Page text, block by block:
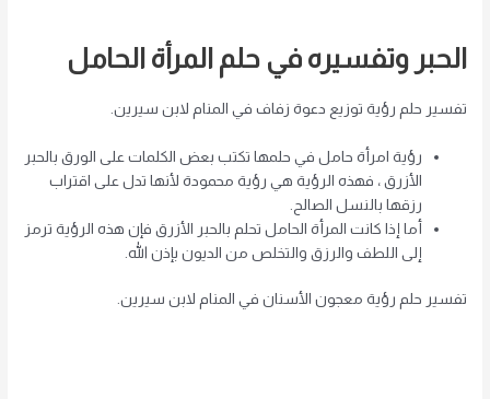
الحبر وتفسيره في حلم المرأة الحامل
تفسير حلم رؤية توزيع دعوة زفاف في المنام لابن سيرين.
رؤية امرأة حامل في حلمها تكتب بعض الكلمات على الورق بالحبر
الأزرق ، فهذه الرؤية هي رؤية محمودة لأنها تدل على اقتراب
رزقها بالنسل الصالح.
أما إذا كانت المرأة الحامل تحلم بالحبر الأزرق فإن هذه الرؤية ترمز
إلى اللطف والرزق والتخلص من الديون بإذن الله.
تفسير حلم رؤية معجون الأسنان في المنام لابن سيرين.